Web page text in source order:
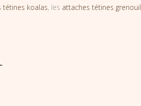
tétines koalas, les attaches tétines